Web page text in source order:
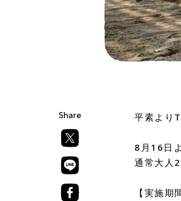
平素より
8月16日
通常大人
【実施
Share